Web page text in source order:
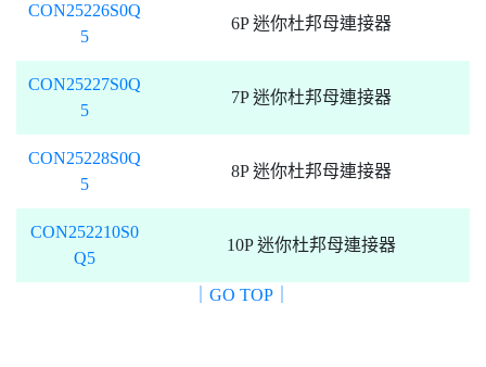
CON25226S0Q
5
6P 迷你杜邦母連接器
CON25227S0Q
5
7P 迷你杜邦母連接器
CON25228S0Q
5
8P 迷你杜邦母連接器
CON252210S0
Q5
10P 迷你杜邦母連接器
｜GO TOP｜